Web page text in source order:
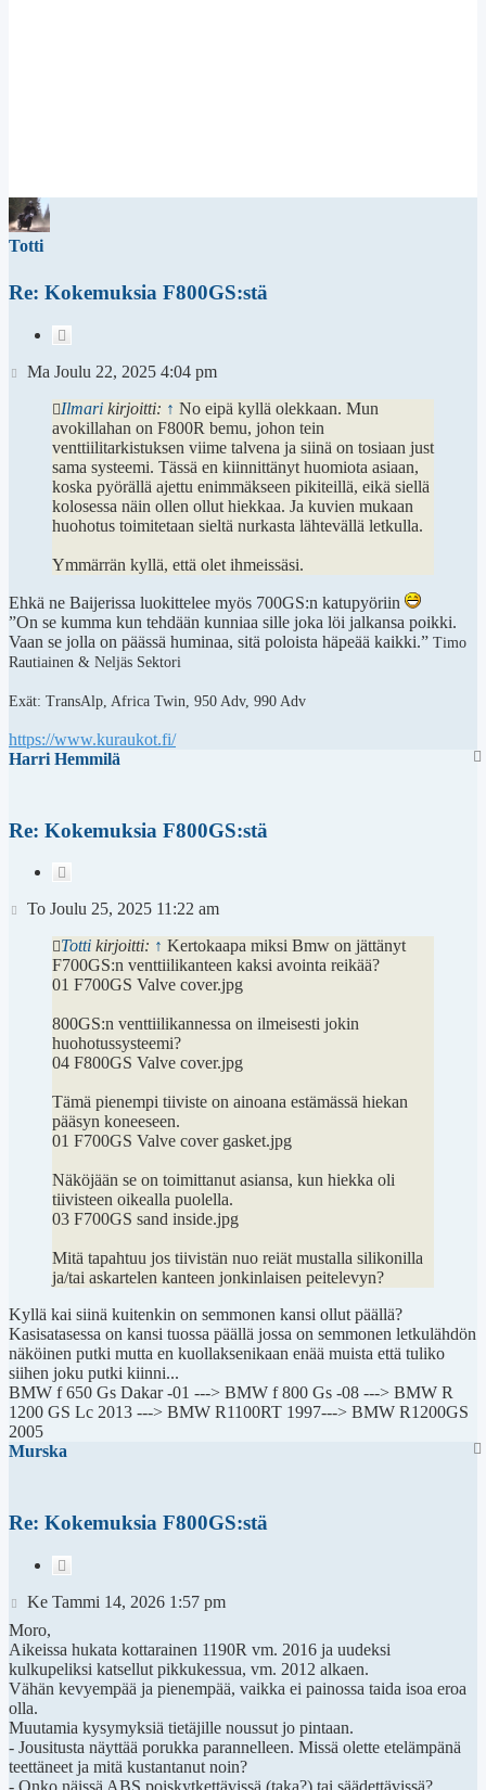
Totti
Re: Kokemuksia F800GS:stä
Viesti
Ma Joulu 22, 2025 4:04 pm
Ilmari kirjoitti: ↑ No eipä kyllä olekkaan. Mun
avokillahan on F800R bemu, johon tein
venttiilitarkistuksen viime talvena ja siinä on tosiaan just
sama systeemi. Tässä en kiinnittänyt huomiota asiaan,
koska pyörällä ajettu enimmäkseen pikiteillä, eikä siellä
kolosessa näin ollen ollut hiekkaa. Ja kuvien mukaan
huohotus toimitetaan sieltä nurkasta lähtevällä letkulla.
Ymmärrän kyllä, että olet ihmeissäsi.
Ehkä ne Baijerissa luokittelee myös 700GS:n katupyöriin
”On se kumma kun tehdään kunniaa sille joka löi jalkansa poikki.
Vaan se jolla on päässä huminaa, sitä poloista häpeää kaikki.” Timo
Rautiainen & Neljäs Sektori
Exät: TransAlp, Africa Twin, 950 Adv, 990 Adv
https://www.kuraukot.fi/
Harri Hemmilä
Re: Kokemuksia F800GS:stä
Viesti
To Joulu 25, 2025 11:22 am
Totti kirjoitti: ↑ Kertokaapa miksi Bmw on jättänyt
F700GS:n venttiilikanteen kaksi avointa reikää?
01 F700GS Valve cover.jpg
800GS:n venttiilikannessa on ilmeisesti jokin
huohotussysteemi?
04 F800GS Valve cover.jpg
Tämä pienempi tiiviste on ainoana estämässä hiekan
pääsyn koneeseen.
01 F700GS Valve cover gasket.jpg
Näköjään se on toimittanut asiansa, kun hiekka oli
tiivisteen oikealla puolella.
03 F700GS sand inside.jpg
Mitä tapahtuu jos tiivistän nuo reiät mustalla silikonilla
ja/tai askartelen kanteen jonkinlaisen peitelevyn?
Kyllä kai siinä kuitenkin on semmonen kansi ollut päällä?
Kasisatasessa on kansi tuossa päällä jossa on semmonen letkulähdön
näköinen putki mutta en kuollaksenikaan enää muista että tuliko
siihen joku putki kiinni...
BMW f 650 Gs Dakar -01 ---> BMW f 800 Gs -08 ---> BMW R
1200 GS Lc 2013 ---> BMW R1100RT 1997---> BMW R1200GS
2005
Murska
Re: Kokemuksia F800GS:stä
Viesti
Ke Tammi 14, 2026 1:57 pm
Moro,
Aikeissa hukata kottarainen 1190R vm. 2016 ja uudeksi
kulkupeliksi katsellut pikkukessua, vm. 2012 alkaen.
Vähän kevyempää ja pienempää, vaikka ei painossa taida isoa eroa
olla.
Muutamia kysymyksiä tietäjille noussut jo pintaan.
- Jousitusta näyttää porukka parannelleen. Missä olette etelämpänä
teettäneet ja mitä kustantanut noin?
- Onko näissä ABS poiskytkettävissä (taka?) tai säädettävissä?